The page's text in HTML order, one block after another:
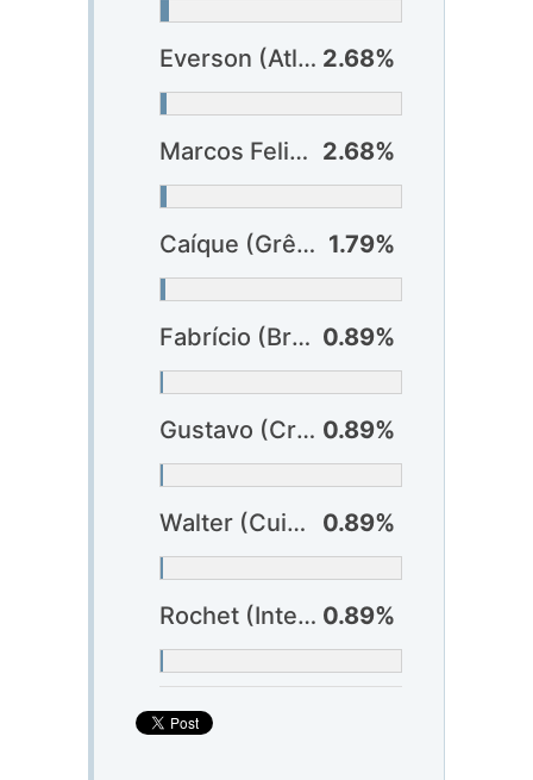
Everson (Atlético-MG) 2.68%
Marcos Felipe (Bahia) 2.68%
Caíque (Grêmio) 1.79%
Fabrício (Bragantino) 0.89%
Gustavo (Criciúma) 0.89%
Walter (Cuiabá) 0.89%
Rochet (Internacional) 0.89%